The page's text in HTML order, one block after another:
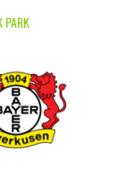
PARK